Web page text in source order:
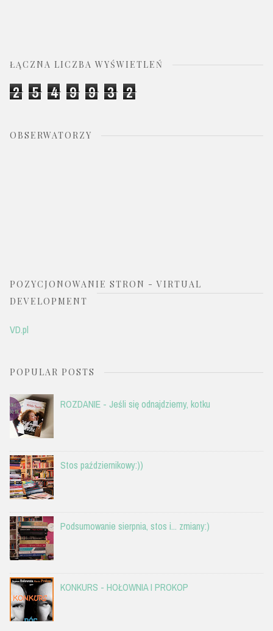
ŁĄCZNA LICZBA WYŚWIETLEŃ
2 5 4 9 9 3 2
OBSERWATORZY
POZYCJONOWANIE STRON - VIRTUAL
DEVELOPMENT
VD.pl
POPULAR POSTS
ROZDANIE - Jeśli się odnajdziemy, kotku
Stos październikowy:))
Podsumowanie sierpnia, stos i... zmiany:)
KONKURS - HOŁOWNIA I PROKOP